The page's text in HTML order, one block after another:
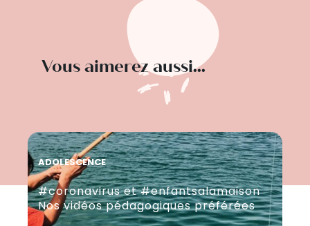
Vous aimerez aussi...
ADOLESCENCE
#coronavirus et #enfantsalamaison
Nos vidéos pédagogiques préférées